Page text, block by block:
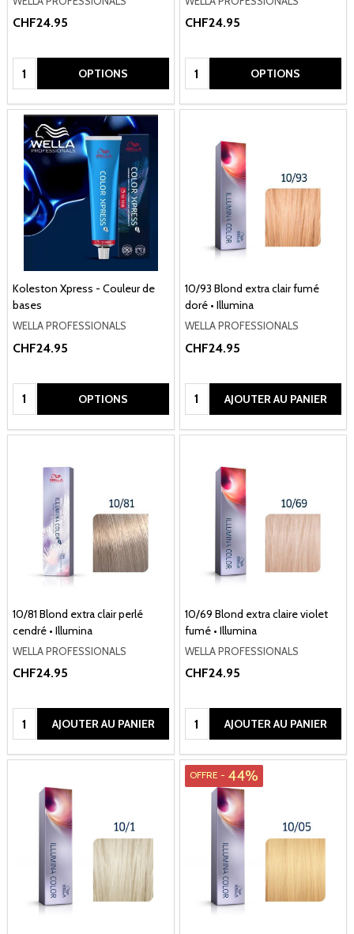
CHF24.95
Quantité: OPTIONS
CHF24.95
Quantité: OPTIONS
Koleston Xpress - Couleur de
bases
WELLA PROFESSIONALS
CHF24.95
Quantité: OPTIONS
10/93 Blond extra clair fumé
doré • Illumina
WELLA PROFESSIONALS
CHF24.95
Quantité:AJOUTER AU PANIER
10/81 Blond extra clair perlé
cendré • Illumina
WELLA PROFESSIONALS
CHF24.95
Quantité:AJOUTER AU PANIER
10/69 Blond extra claire violet
fumé • Illumina
WELLA PROFESSIONALS
CHF24.95
Quantité:AJOUTER AU PANIER
OFFRE - 44%